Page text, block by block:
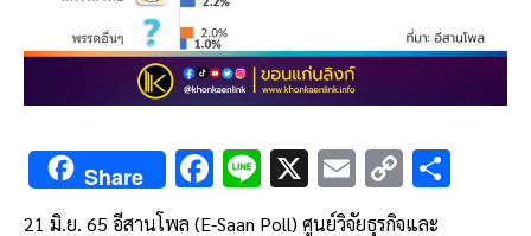
Share F
ac
Li
n
X E
m
C
21 มิ.ย. 65 อีสานโพล (E-Saan Poll) ศูนย์วิจัยธุรกิจและ